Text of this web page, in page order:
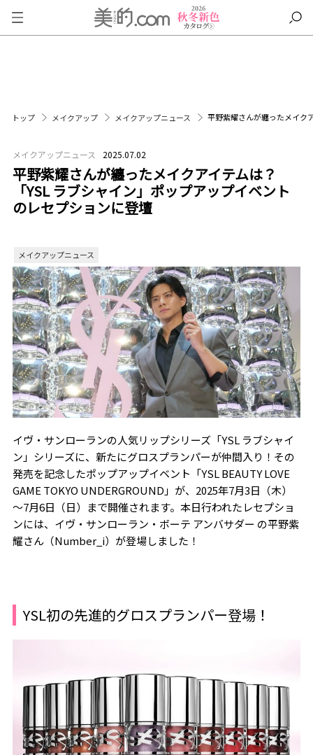
トップ メイクアップ メイクアップニュース 平野紫耀さんが纏ったメイク
メイクアップニュース 2025.07.02
平野紫耀さんが纏ったメイクアイテムは？
「YSL ラブシャイン」ポップアップイベント
のレセプションに登壇
メイクアップニュース
イヴ・サンローランの人気リップシリーズ「YSL ラブシャイ
ン」シリーズに、新たにグロスプランパーが仲間入り！その
発売を記念したポップアップイベント「YSL BEAUTY LOVE
GAME TOKYO UNDERGROUND」が、2025年7月3日（木）
～7月6日（日）まで開催されます。本日行われたレセプショ
ンには、イヴ・サンローラン・ボーテ アンバサダー の平野紫
耀さん（Number_i）が登場しました！
YSL初の先進的グロスプランパー登場！